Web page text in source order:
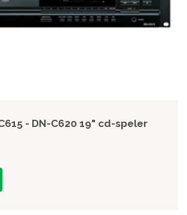
- DN-C620 19" cd-speler